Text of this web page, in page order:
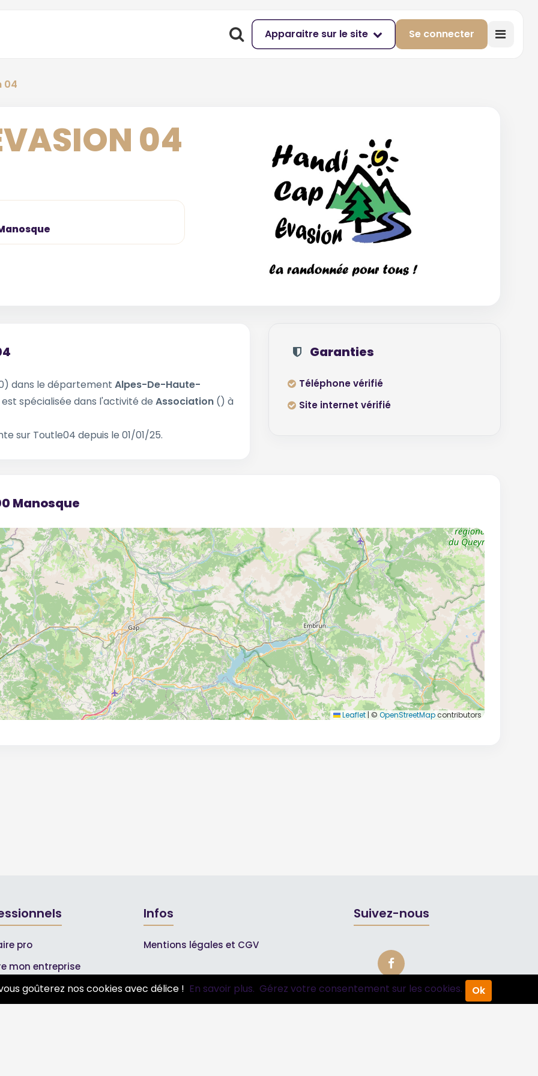
Apparaitre sur le site Se connecter
04
04
dans le département Alpes-De-Haute-
est spécialisée dans l'activité de Association () à
sur Toutle04 depuis le 01/01/25.
Garanties
Téléphone vérifié
Site internet vérifié
Manosque
Leaflet | © OpenStreetMapcontributors
pro
mon entreprise
Pros
Infos
Mentions légales et CGV
Suivez-nous
goûterez nos cookies avec délice ! En savoir plus. Gérez votre consentement sur les cookies. Ok